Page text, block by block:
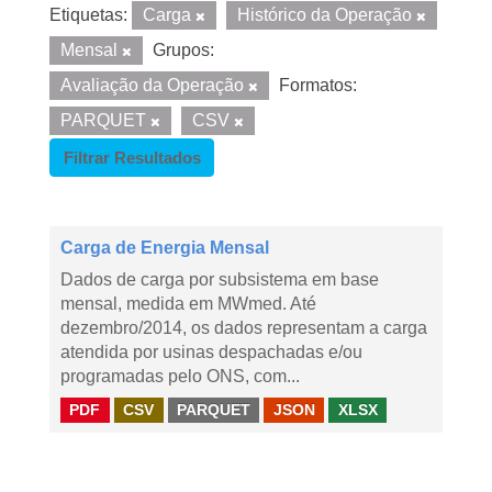
Etiquetas: Carga
Histórico da Operação
Mensal
Grupos:
Avaliação da Operação
Formatos:
PARQUET
CSV
Filtrar Resultados
Carga de Energia Mensal
Dados de carga por subsistema em base
mensal, medida em MWmed. Até
dezembro/2014, os dados representam a carga
atendida por usinas despachadas e/ou
programadas pelo ONS, com...
PDF CSV PARQUET JSON XLSX